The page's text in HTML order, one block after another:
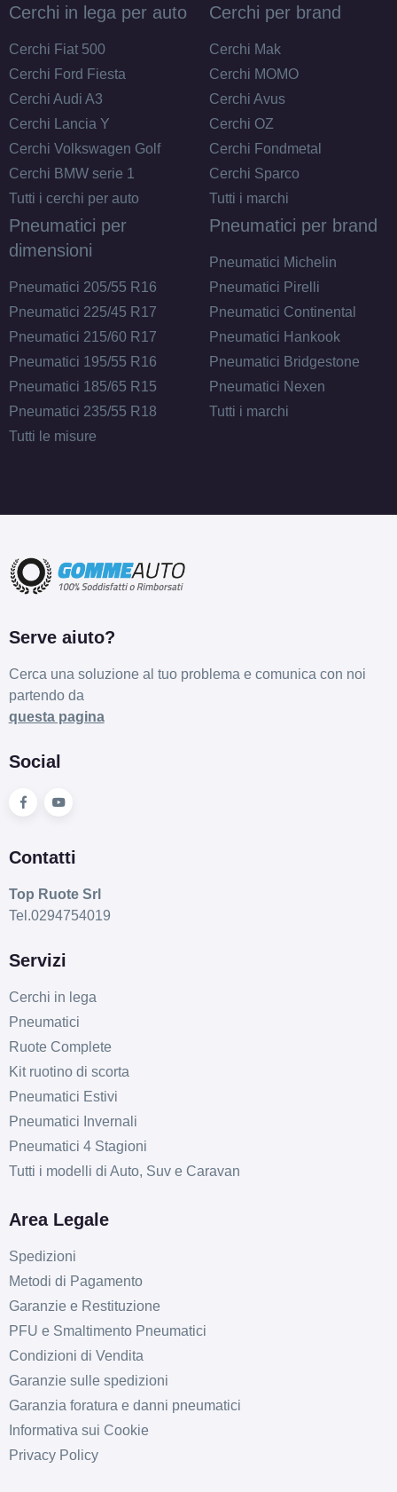
E
Cerchi in lega per auto
Cerchi Fiat 500
Cerchi Ford Fiesta
Cerchi Audi A3
Cerchi Lancia Y
Cerchi Volkswagen Golf
Cerchi BMW serie 1
Tutti i cerchi per auto
Cerchi per brand
Cerchi Mak
Cerchi MOMO
Cerchi Avus
Cerchi OZ
Cerchi Fondmetal
Cerchi Sparco
Tutti i marchi
Pneumatici per
dimensioni
Pneumatici 205/55 R16
Pneumatici 225/45 R17
Pneumatici 215/60 R17
Pneumatici 195/55 R16
Pneumatici 185/65 R15
Pneumatici 235/55 R18
Tutti le misure
Pneumatici per brand
Pneumatici Michelin
Pneumatici Pirelli
Pneumatici Continental
Pneumatici Hankook
Pneumatici Bridgestone
Pneumatici Nexen
Tutti i marchi
Serve aiuto?
Cerca una soluzione al tuo problema e comunica con noi
partendo da
questa pagina
Social
Contatti
Top Ruote Srl
Tel.0294754019
Servizi
Cerchi in lega
Pneumatici
Ruote Complete
Kit ruotino di scorta
Pneumatici Estivi
Pneumatici Invernali
Pneumatici 4 Stagioni
Tutti i modelli di Auto, Suv e Caravan
Area Legale
Spedizioni
Metodi di Pagamento
Garanzie e Restituzione
PFU e Smaltimento Pneumatici
Condizioni di Vendita
Garanzie sulle spedizioni
Garanzia foratura e danni pneumatici
Informativa sui Cookie
Privacy Policy